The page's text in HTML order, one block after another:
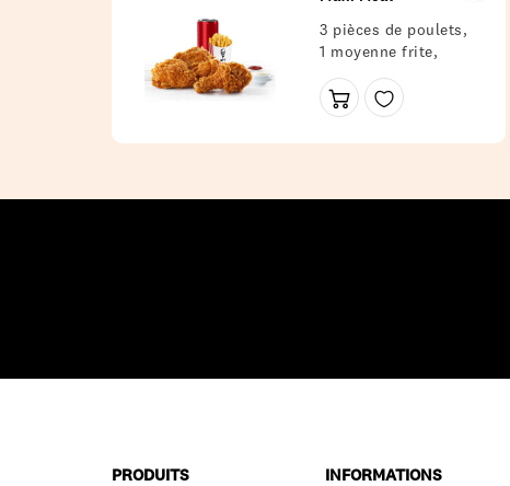
3 pièces de poulets,
1 moyenne frite,
canette au choix
PRODUITS INFORMATIONS